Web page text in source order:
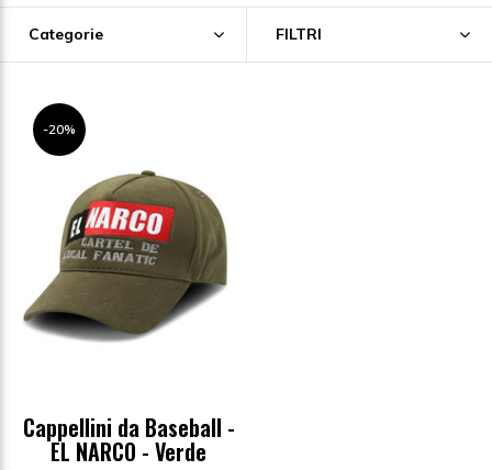
Categorie FILTRI
-20%
Cappellini da Baseball -
EL NARCO - Verde